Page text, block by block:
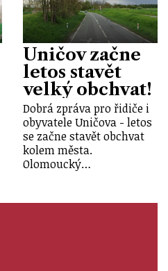
Uničov začne
letos stavět
velký obchvat!
Dobrá zpráva pro řidiče i
obyvatele Uničova - letos
se začne stavět obchvat
kolem města.
Olomoucký…